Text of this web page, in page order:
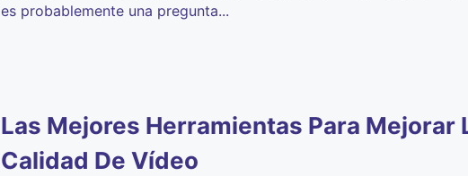
es probablemente una pregunta...
Las Mejores Herramientas Para Mejorar
Calidad De Vídeo